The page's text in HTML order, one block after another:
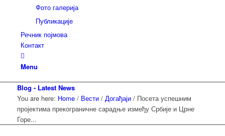
Фото галерија
Публикације
Речник појмова
Контакт
Menu
Blog - Latest News
You are here: Home / Вести / Догађаји / Посета успешним
пројектима прекограничне сарадње између Србије и Црне
Горе...